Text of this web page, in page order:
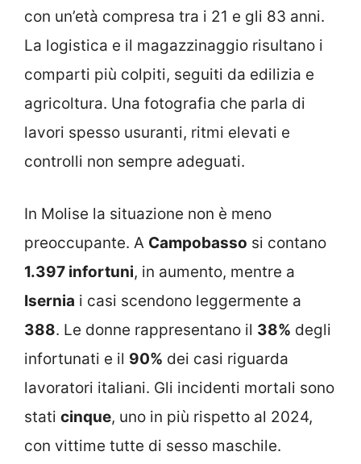
con un’età compresa tra i 21 e gli 83 anni.
La logistica e il magazzinaggio risultano i
comparti più colpiti, seguiti da edilizia e
agricoltura. Una fotografia che parla di
lavori spesso usuranti, ritmi elevati e
controlli non sempre adeguati.
In Molise la situazione non è meno
preoccupante. A Campobasso si contano
1.397 infortuni, in aumento, mentre a
Isernia i casi scendono leggermente a
388. Le donne rappresentano il 38% degli
infortunati e il 90% dei casi riguarda
lavoratori italiani. Gli incidenti mortali sono
stati cinque, uno in più rispetto al 2024,
con vittime tutte di sesso maschile.